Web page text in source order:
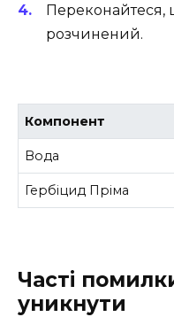
Переконайтеся,
розчинений.
Компонент
Вода
Гербіцид Пріма
Часті
уникнути